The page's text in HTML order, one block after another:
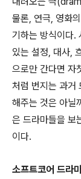
물론, 연극, 영화
기하는 방식이다.
있는 설정, 대사,
으로만 간다면 자
처럼 번지는 과거
해주는 것은 아닐
은 드라마들을 보
이다.
소프트코어 드라